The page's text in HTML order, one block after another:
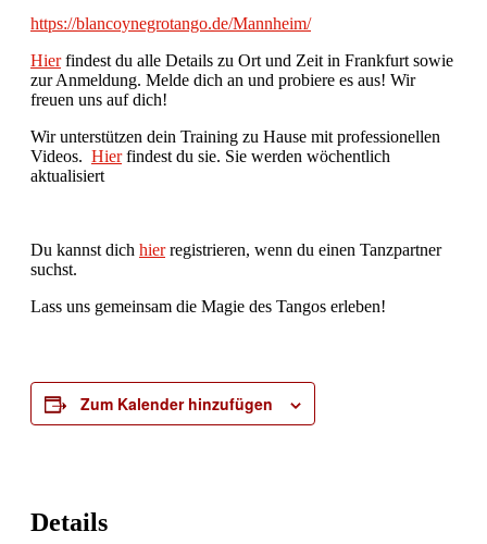
https://blancoynegrotango.de/Mannheim/
Hierfindest du alle Details zu Ort und Zeit in Frankfurt sowie
zur Anmeldung. Melde dich an und probiere es aus! Wir
freuen uns auf dich!
Wir unterstützen dein Training zu Hause mit professionellen
Videos. Hierfindest du sie. Sie werden wöchentlich
aktualisiert
Du kannst dich hierregistrieren, wenn du einen Tanzpartner
suchst.
Lass uns gemeinsam die Magie des Tangos erleben!
Zum Kalender hinzufügen
Details